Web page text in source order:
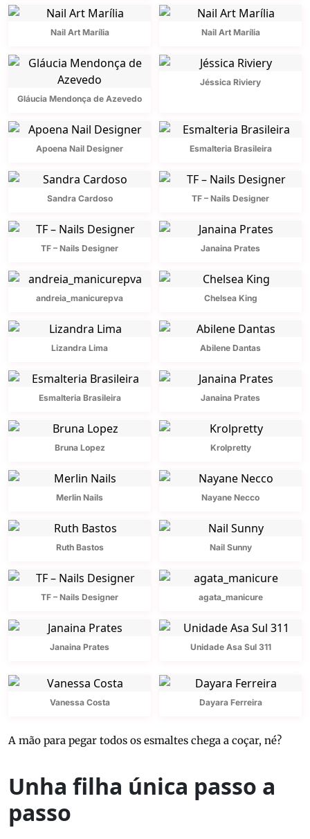
Nail Art Marília Nail Art Marília
Gláucia Mendonça de Azevedo
Jéssica Riviery
Apoena Nail Designer Esmalteria Brasileira
Sandra Cardoso TF – Nails Designer
TF – Nails Designer Janaina Prates
andreia_manicurepva Chelsea King
Lizandra Lima Abilene Dantas
Esmalteria Brasileira Janaina Prates
Bruna Lopez Krolpretty
Merlin Nails Nayane Necco
Ruth Bastos Nail Sunny
TF – Nails Designer agata_manicure
Janaina Prates Unidade Asa Sul 311
Vanessa Costa Dayara Ferreira
A mão para pegar todos os esmaltes chega a coçar, né?
Unha filha única passo a
passo